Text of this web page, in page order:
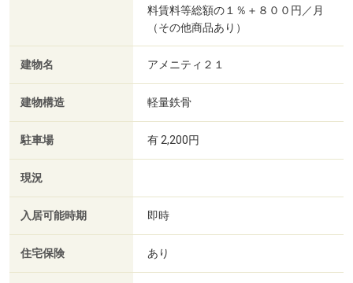
料賃料等総額の１％＋８００円／月
（その他商品あり）
建物名 アメニティ２１
建物構造 軽量鉄骨
駐車場 有 2,200円
現況
入居可能時期 即時
住宅保険 あり